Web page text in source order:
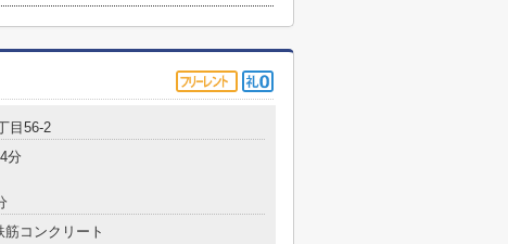
目56-2
分
筋コンクリート